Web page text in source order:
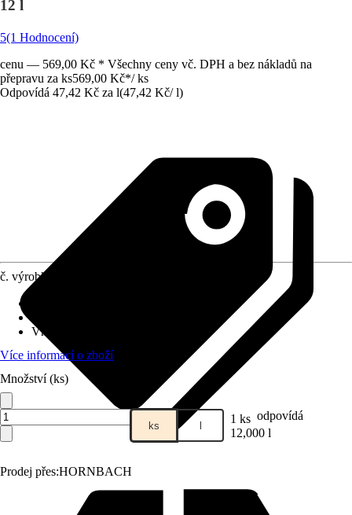
12 l
5(1 Hodnocení)
cenu — 569,00 Kč * Všechny ceny vč. DPH a bez nákladů na
přepravu za ks569,00 Kč*/ ks
Odpovídá 47,42 Kč za l(47,42 Kč/ l)
Prodej přes:HORNBACH
č. výrobku
Vhodné pro
Více informací o zboží
Množství (ks)
ks l 1 ks odpovídá
12,000 l